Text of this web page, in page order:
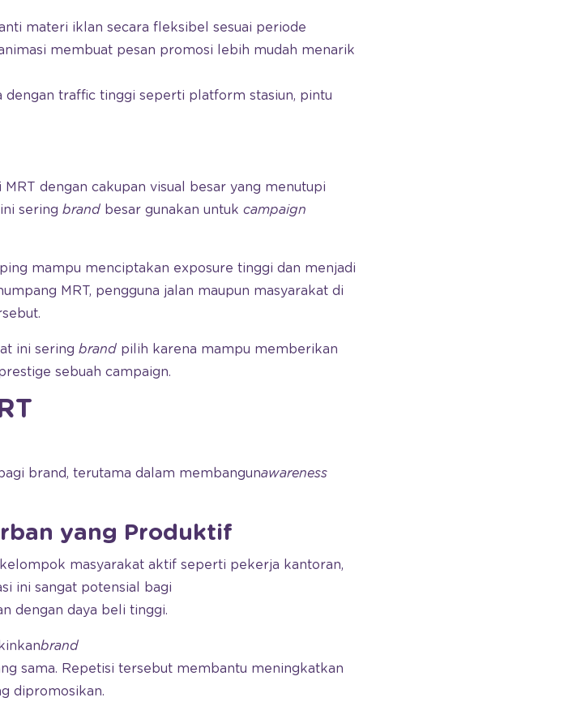
materi iklan secara fleksibel sesuai periode
membuat pesan promosi lebih mudah menarik
traffic tinggi seperti platform stasiun, pintu
dengan cakupan visual besar yang menutupi
sering brand besar gunakan untuk campaign
mampu menciptakan exposure tinggi dan menjadi
MRT, pengguna jalan maupun masyarakat di
ini sering brand pilih karena mampu memberikan
sebuah campaign.
brand, terutama dalam membangunawareness
yang Produktif
masyarakat aktif seperti pekerja kantoran,
ini sangat potensial bagi
dengan daya beli tinggi.
brand
sama. Repetisi tersebut membantu meningkatkan
dipromosikan.